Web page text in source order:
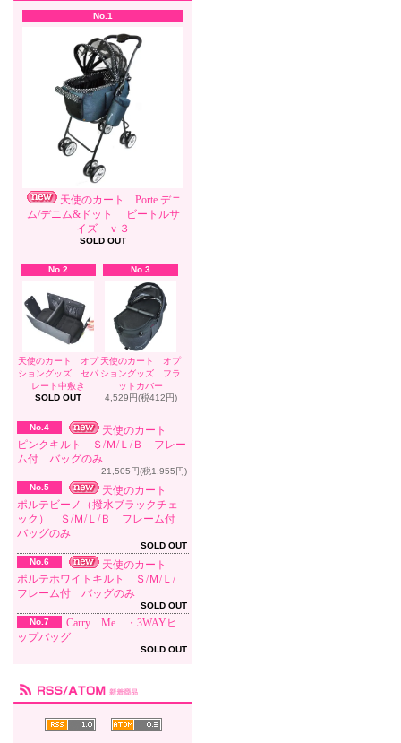
No.1
天使のカート Porte デニ
ム/デニム&ドット ビートルサ
イズ ｖ３
SOLD OUT
No.2
天使のカート オプ
ショングッズ セパ
レート中敷き
SOLD OUT
No.3
天使のカート オプ
ショングッズ フラ
ットカバー
4,529円(税412円)
No.4
天使のカート
ピンクキルト Ｓ/Ｍ/Ｌ/Ｂ フレー
ム付 バッグのみ
21,505円(税1,955円)
No.5
天使のカート
ポルテビーノ（撥水ブラックチェ
ック） Ｓ/Ｍ/Ｌ/Ｂ フレーム付
バッグのみ
SOLD OUT
No.6
天使のカート
ポルテホワイトキルト Ｓ/Ｍ/Ｌ/
フレーム付 バッグのみ
SOLD OUT
No.7
Carry Me ・3WAYヒ
ップバッグ
SOLD OUT